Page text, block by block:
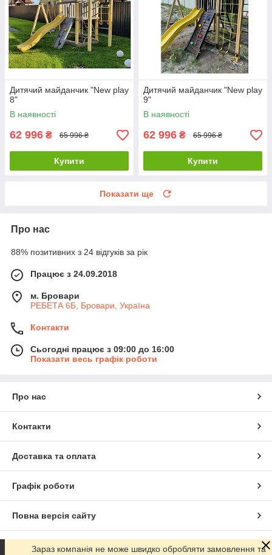
Дитячий майданчик "New play
8"
В наявності
62 996 ₴ 65 996 ₴
Купити
Дитячий майданчик "New play
9"
В наявності
62 996 ₴ 65 996 ₴
Купити
Показати ще
Про нас
88% позитивних з 24 відгуків за рік
Працює з 24.09.2018
м. Бровари
РЕБЕТА 6Б, Бровари, Україна
Контакти
Сьогодні працює з 09:00 до 16:00
Показати весь графік роботи
Про нас
Контакти
Доставка та оплата
Графік роботи
Повна версія сайту
Сайт створено на маркетплейсіProm.ua
Зараз компанія не може швидко обробляти замовлення та